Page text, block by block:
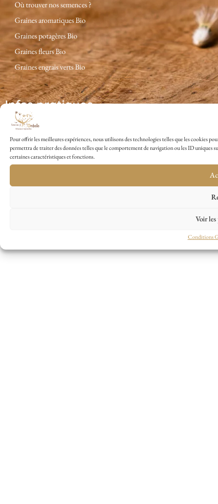
Pour offrir les meilleures expériences, nous utilisons des technologies telles que les cookies
permettra de traiter des données telles que le comportement de navigation ou les ID uniques
certaines caractéristiques et fonctions.
Voir les
Conditions
Où trouver nos semences ?
Graines aromatiques Bio
Graines potagères Bio
Graines fleurs Bio
Graines engrais verts Bio
Infos pratiques
Conditions Générales de Vente
FAQ et infos pratiques
Mentions légales